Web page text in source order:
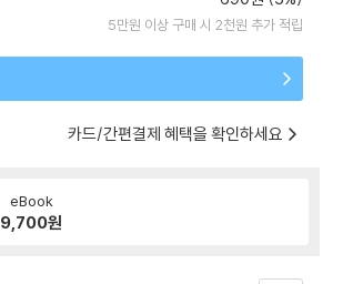
5만원 이상 구매 시 2천원 추가 적립
카드/간편결제 혜택을 확인하세요
eBook
9,700원